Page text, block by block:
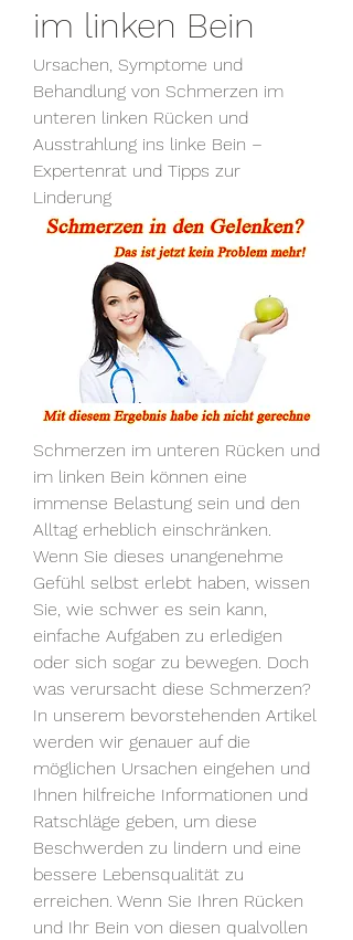
im linken Bein
Ursachen, Symptome und
Behandlung von Schmerzen im
unteren linken Rücken und
Ausstrahlung ins linke Bein –
Expertenrat und Tipps zur
Linderung
Schmerzen im unteren Rücken und
im linken Bein können eine
immense Belastung sein und den
Alltag erheblich einschränken.
Wenn Sie dieses unangenehme
Gefühl selbst erlebt haben, wissen
Sie, wie schwer es sein kann,
einfache Aufgaben zu erledigen
oder sich sogar zu bewegen. Doch
was verursacht diese Schmerzen?
In unserem bevorstehenden Artikel
werden wir genauer auf die
möglichen Ursachen eingehen und
Ihnen hilfreiche Informationen und
Ratschläge geben, um diese
Beschwerden zu lindern und eine
bessere Lebensqualität zu
erreichen. Wenn Sie Ihren Rücken
und Ihr Bein von diesen qualvollen